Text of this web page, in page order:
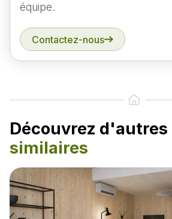
équipe.
Contactez-nous
Découvrez d'autres
similaires